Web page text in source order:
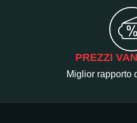
PREZZI
Miglior rapporto